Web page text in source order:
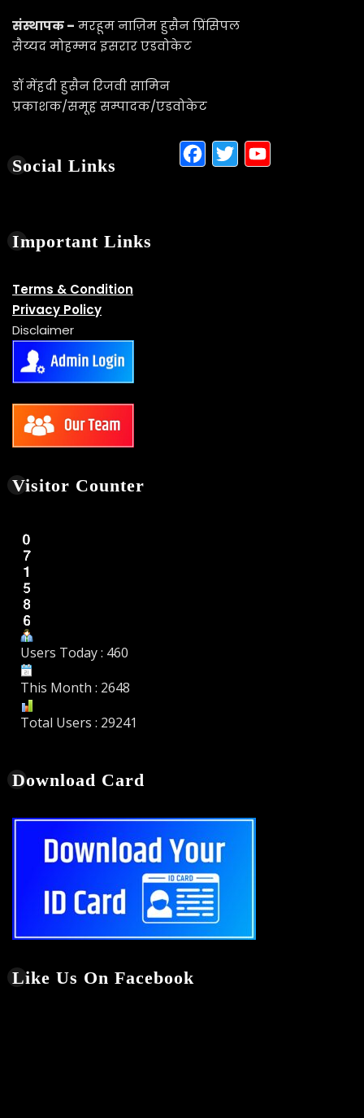
संस्थापक – मरहूम नाज़िम हुसैन प्रिंसिपल
सैय्यद मोहम्मद इसरार एडवोकेट
डॉ मेंहदी हुसैन रिजवी सामिन
प्रकाशक/समूह सम्पादक/एडवोकेट
Social Links Facebook
Twitter
Important Links
Terms & Condition
Privacy Policy
Disclaimer
Visitor Counter
Users Today : 460
This Month : 2648
Total Users : 29241
Download Card
Like Us On Facebook